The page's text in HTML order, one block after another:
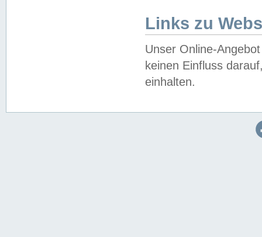
Links zu
Unser Online-
keinen Einfluss
einhalten.